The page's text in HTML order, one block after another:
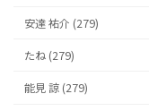
安達 祐介 (279)
たね (279)
能見 諒 (279)